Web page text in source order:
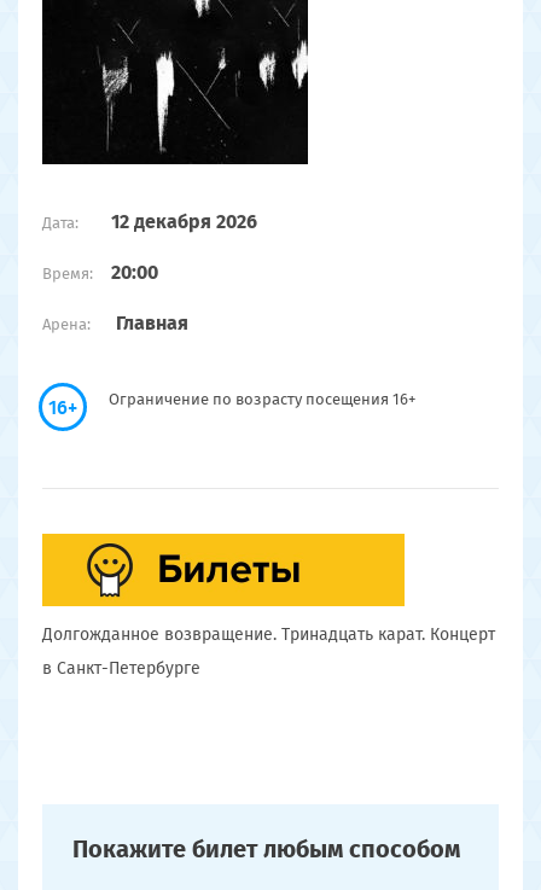
Дата: 12 декабря 2026
Время: 20:00
Арена: Главная
16+ Ограничение по возрасту посещения 16+
Долгожданное возвращение. Тринадцать карат. Концерт
в Санкт-Петербурге
Покажите билетлюбым способом